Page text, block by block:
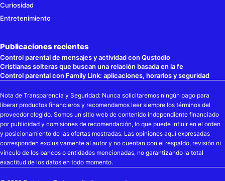
Curiosidad
Entretenimiento
Publicaciones recientes
Control parental de mensajes y actividad con Qustodio
Cristianas solteras que buscan una relación basada en la fe
Control parental con Family Link: aplicaciones, horarios y seguridad
Nota de Transparencia y Seguridad: Nunca solicitaremos ningún pago para
liberar productos financieros y recomendamos leer siempre los términos del
proveedor elegido. Somos un sitio web de contenido independiente financiado
por publicidad y comisiones de recomendación, lo que puede influir en el orden
y posicionamiento de las ofertas mostradas. Las opiniones aquí expresadas
corresponden exclusivamente al autor y no cuentan con el respaldo, revisión ni
vínculo de los bancos o entidades mencionadas, no garantizando la total
exactitud de los datos en todo momento.